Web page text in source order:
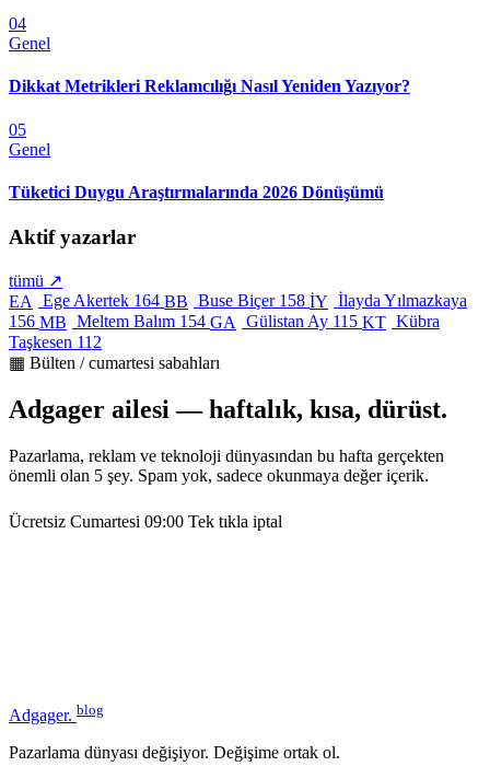
04
Genel
Dikkat Metrikleri Reklamcılığı Nasıl Yeniden Yazıyor?
05
Genel
Tüketici Duygu Araştırmalarında 2026 Dönüşümü
Aktif yazarlar
tümü ↗
EA
Ege Akertek 164 BB Buse Biçer 158 İY İlayda Yılmazkaya
156 MB Meltem Balım 154 GA Gülistan Ay 115 KT Kübra
Taşkesen 112
▦ Bülten / cumartesi sabahları
Adgager ailesi — haftalık, kısa, dürüst.
Pazarlama, reklam ve teknoloji dünyasından bu hafta gerçekten
önemli olan 5 şey. Spam yok, sadece okunmaya değer içerik.
Ücretsiz Cumartesi 09:00 Tek tıkla iptal
Adgager. blog
Pazarlama dünyası değişiyor. Değişime ortak ol.